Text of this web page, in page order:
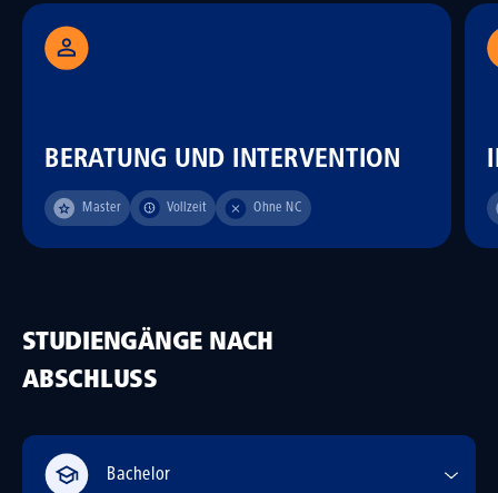
BERATUNG UND INTERVENTION
Master Vollzeit Ohne NC
STUDIENGÄNGE NACH
ABSCHLUSS
Bachelor